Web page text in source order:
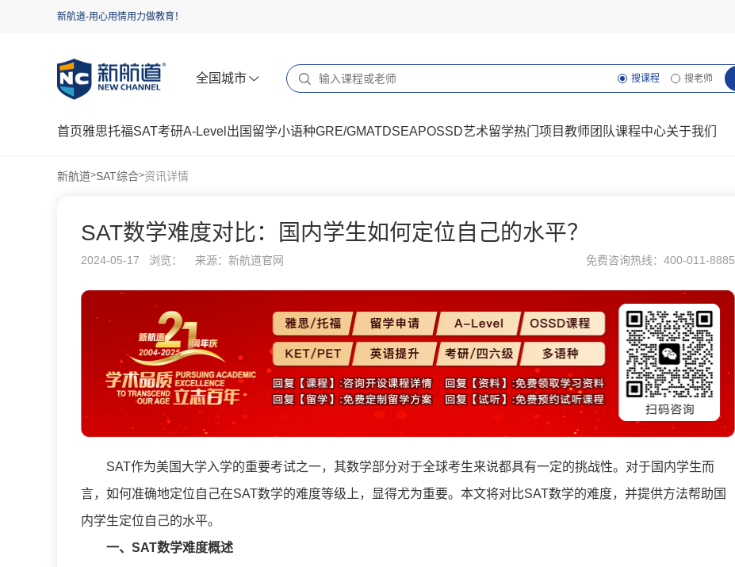
新航道-用心用情用力做教育！
全国城市 搜课程 搜老师
首页雅思托福SAT考研A-Level 出国留学小语种GRE/GMATDSEAPOSSD艺术留学热门项目教师团队课程中心关于我们
新航道>SAT综合>资讯详情
SAT数学难度对比：国内学生如何定位自己的水平？
2024-05-17 浏览： 来源：新航道官网 免费咨询热线：400-011-8885
SAT作为美国大学入学的重要考试之一，其数学部分对于全球考生来说都具有一定的挑战性。对于国内学生而
言，如何准确地定位自己在SAT数学的难度等级上，显得尤为重要。本文将对比SAT数学的难度，并提供方法帮助国
内学生定位自己的水平。
一、SAT数学难度概述